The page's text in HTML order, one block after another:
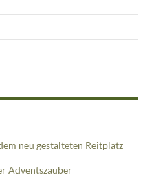
neu gestalteten Reitplatz
Adventszauber